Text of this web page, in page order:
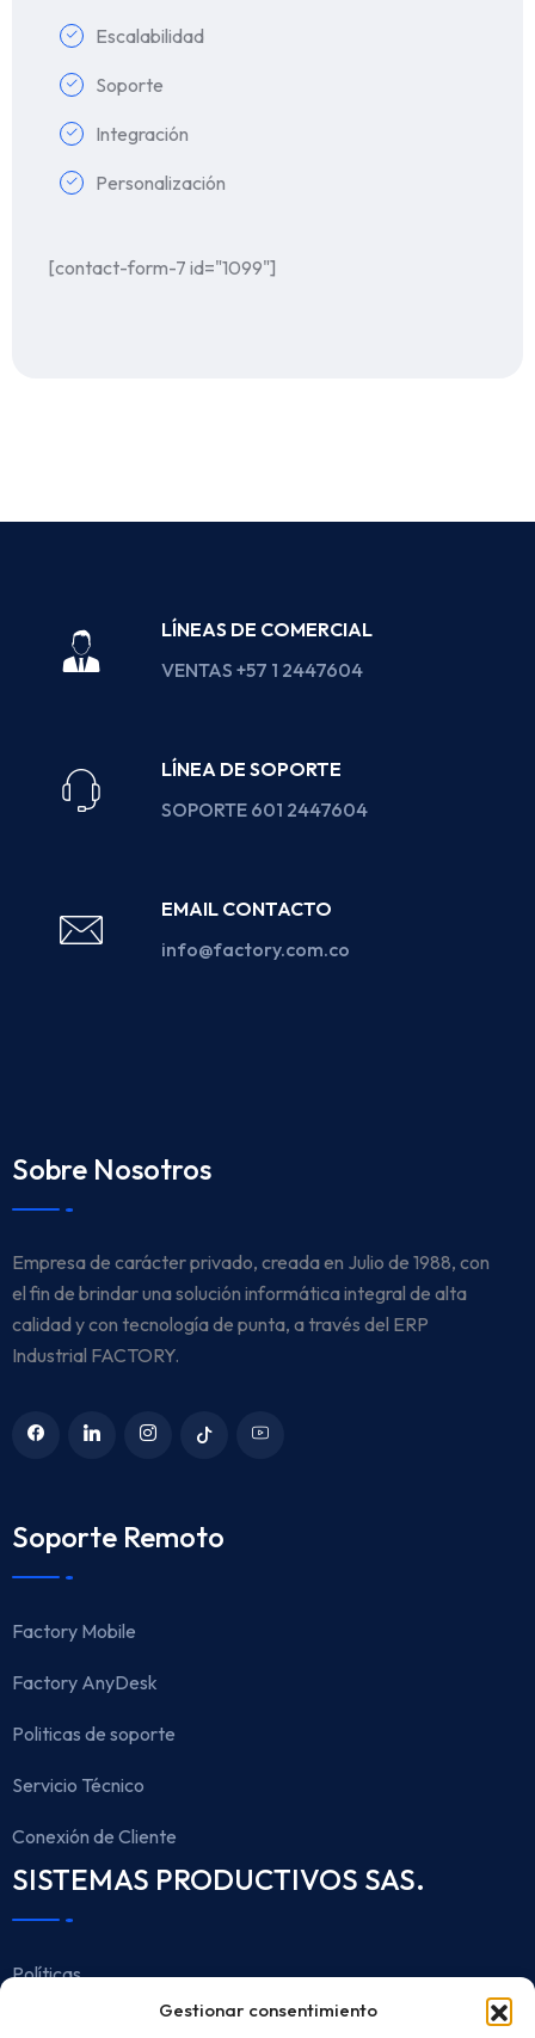
Gestionar consentimiento
Escalabilidad
Soporte
Integración
Personalización
[contact-form-7 id="1099"]
LÍNEAS DE COMERCIAL
VENTAS +57 1 2447604
LÍNEA DE SOPORTE
SOPORTE 601 2447604
EMAIL CONTACTO
info@factory.com.co
Sobre Nosotros
Empresa de carácter privado, creada en Julio de 1988, con
el fin de brindar una solución informática integral de alta
calidad y con tecnología de punta, a través del ERP
Industrial FACTORY.
Soporte Remoto
Factory Mobile
Factory AnyDesk
Politicas de soporte
Servicio Técnico
Conexión de Cliente
SISTEMAS PRODUCTIVOS SAS.
Políticas
Aviso de Privacidad